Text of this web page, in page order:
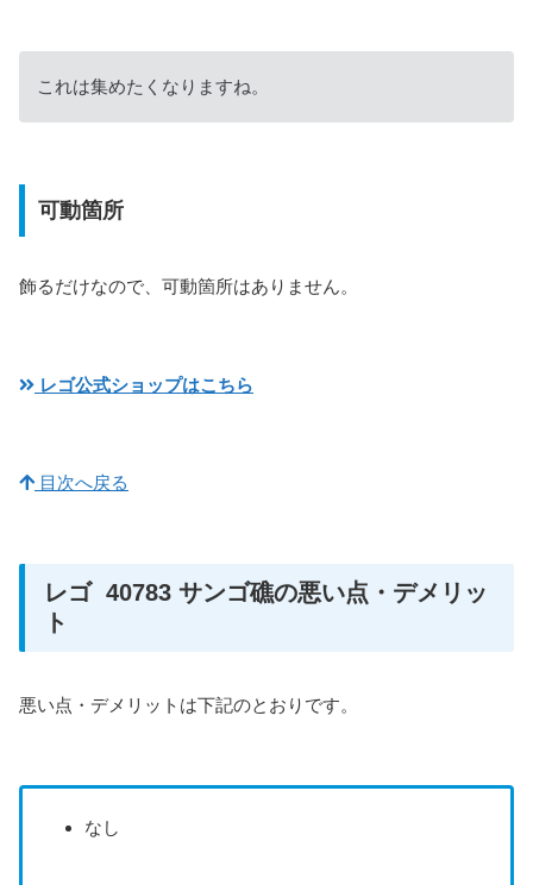
これは集めたくなりますね。
可動箇所
飾るだけなので、可動箇所はありません。
レゴ公式ショップはこちら
目次へ戻る
レゴ 40783 サンゴ礁の悪い点・デメリッ
ト
悪い点・デメリットは下記のとおりです。
なし